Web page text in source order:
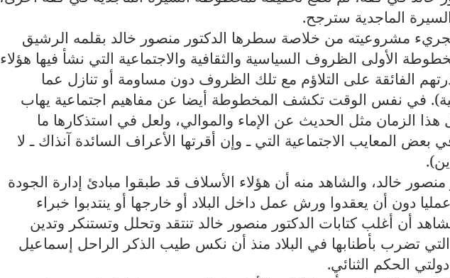
الماجدية سترجح.
مشروعيته من خلاصة سطرها الدكتور منصور خالد بقلمه الرشيق
الأولى الظروف السياسية والثقافية والاجتماعية التي نشأ فيها هؤلاء
الفائقة على التلاؤم مع تلك الظروف دون مساومة أو تنازل عما
في نفس الوقت تكشف المخطوطة أيضا عن مفاهيم اجتماعية يهاب
الزمان مثل الحديث عن الإماء والموالي، ولعل في استذكارها ما
بعض المعايب الاجتماعية التي ـ وإن أقرتها الأعراف السائدة آنذاك ـ لا
خالد، والشاهد منه أن هؤلاء الأسلاف قد طبقوا مبادئ إدارة الجودة
دون أن يعقدوا ورش عمل داخل البلاد أو خارجها أو ينتدبوا خبراء
أن أغلب كتابات الدكتور منصور خالد تنتقد وتحلل وتستنكر وتدين
تضرب بأطنابها في البلاد منذ أن نكس طيب الذكر الراحل إسماعيل
الحكم الثنائي.